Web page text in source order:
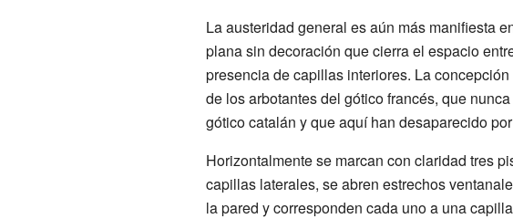
La austeridad general es aún más manifiesta
plana sin decoración que cierra el espacio
presencia de capillas interiores. La
de los arbotantes del gótico francés, que
gótico catalán y que aquí han desaparecido
Horizontalmente se marcan con claridad tres
capillas laterales, se abren estrechos
la pared y corresponden cada uno a una